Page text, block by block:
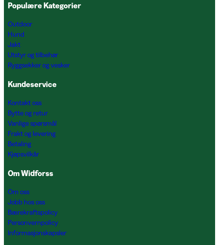
Populære Kategorier
Outdoor
Hund
Jakt
Utstyr og tilbehør
Ryggsekker og vesker
Kundeservice
Kontakt oss
Bytte og retur
Vanlige spørsmål
Frakt og levering
Betaling
Kjøpsvilkår
Om Widforss
Om oss
Jobb hos oss
Bærekraftspolicy
Personvernpolicy
Informasjonskapsler